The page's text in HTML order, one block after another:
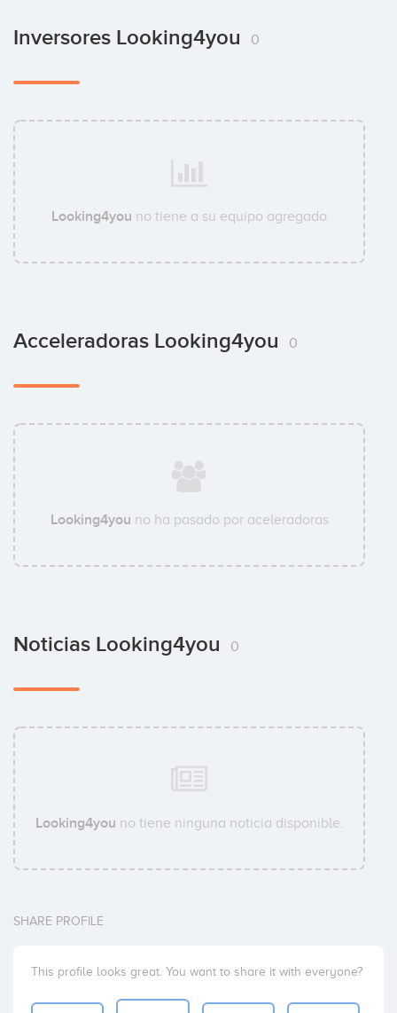
Inversores Looking4you 0
Looking4you no tiene a su equipo agregado
Acceleradoras Looking4you 0
Looking4you no ha pasado por aceleradoras
Noticias Looking4you 0
Looking4you no tiene ninguna noticia disponible.
SHARE PROFILE
This profile looks great. You want to share it with everyone?